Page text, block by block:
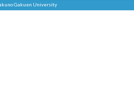
Gakuen University